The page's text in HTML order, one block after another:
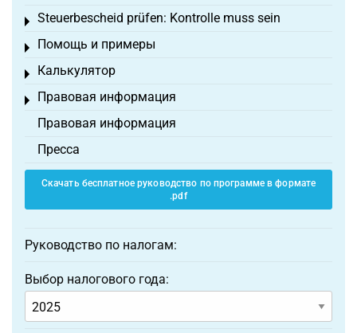
Steuerbescheid prüfen: Kontrolle muss sein
Toggle menu
Помощь и примеры
Toggle menu
Калькулятор
Toggle menu
Правовая информация
Toggle menu
Правовая информация
Пресса
Скачать бесплатное руководство по программе в формате
.pdf
Руководство по налогам:
Выбор налогового года: